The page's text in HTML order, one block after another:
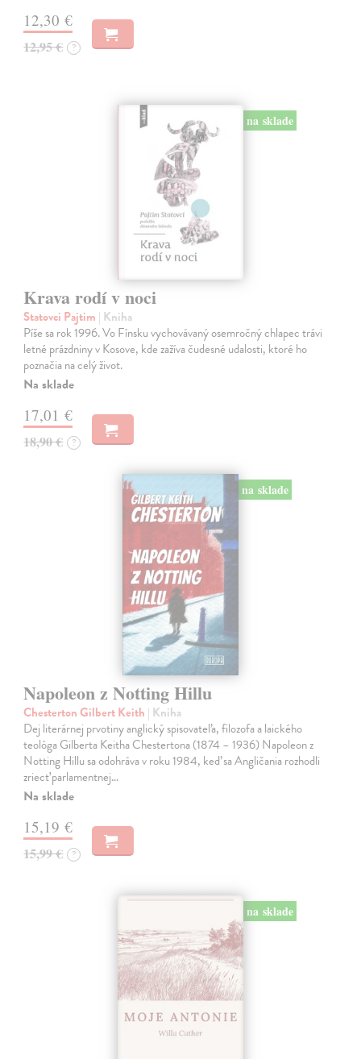
12,30 €
12,95 € ?
na sklade
Krava rodí v noci
Statovci Pajtim | Kniha
Píše sa rok 1996. Vo Fínsku vychovávaný osemročný chlapec trávi
letné prázdniny v Kosove, kde zažíva čudesné udalosti, ktoré ho
poznačia na celý život.
Na sklade
17,01 €
18,90 € ?
na sklade
Napoleon z Notting Hillu
Chesterton Gilbert Keith | Kniha
Dej literárnej prvotiny anglický spisovateľa, filozofa a laického
teológa Gilberta Keitha Chestertona (1874 – 1936) Napoleon z
Notting Hillu sa odohráva v roku 1984, keď sa Angličania rozhodli
zriecť parlamentnej…
Na sklade
15,19 €
15,99 € ?
na sklade